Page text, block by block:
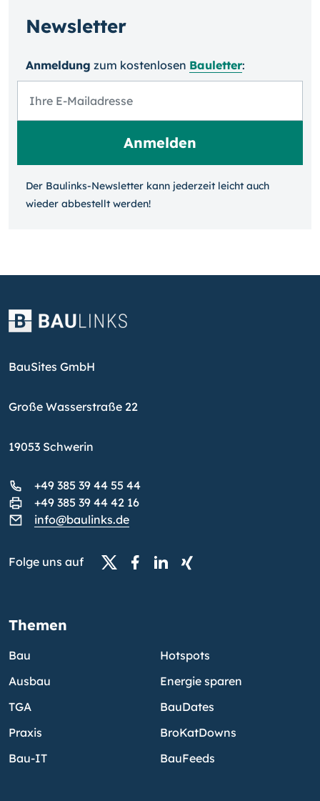
Newsletter
Anmeldung zum kosten­losen Bauletter:
Der Baulinks-Newsletter kann jeder­zeit leicht auch
wieder ab­bestellt werden!
BauSites GmbH
Große Wasserstraße 22
19053 Schwerin
+49 385 39 44 55 44
+49 385 39 44 42 16
info@baulinks.de
Folge uns auf
Themen
Bau
Ausbau
TGA
Praxis
Bau-IT
Hotspots
Energie sparen
BauDates
BroKatDowns
BauFeeds